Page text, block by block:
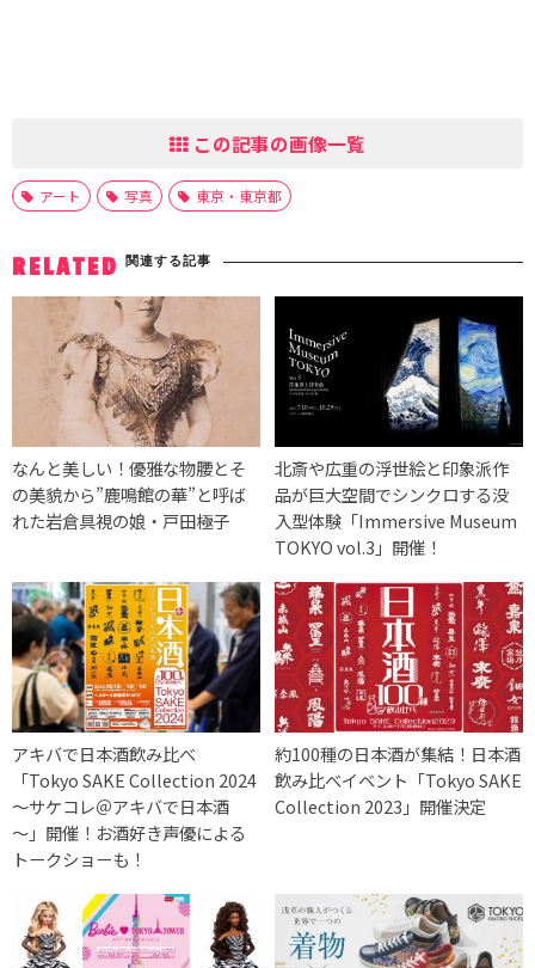
この記事の画像一覧
アート 写真 東京・東京都
RELATED 関連する記事
なんと美しい！優雅な物腰とそ
の美貌から”鹿鳴館の華”と呼ば
れた岩倉具視の娘・戸田極子
北斎や広重の浮世絵と印象派作
品が巨大空間でシンクロする没
入型体験「Immersive Museum
TOKYO vol.3」開催！
アキバで日本酒飲み比べ
「Tokyo SAKE Collection 2024
～サケコレ＠アキバで日本酒
～」開催！お酒好き声優による
トークショーも！
約100種の日本酒が集結！日本酒
飲み比べイベント「Tokyo SAKE
Collection 2023」開催決定